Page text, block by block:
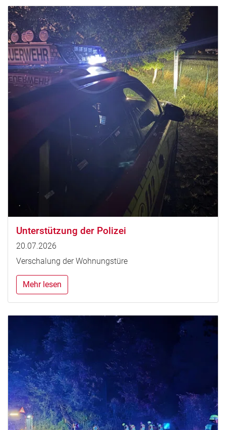
Unterstützung der Polizei
20.07.2026
Verschalung der Wohnungstüre
Mehr lesen